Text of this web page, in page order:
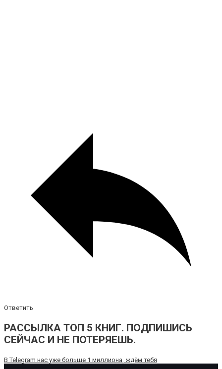
Ответить
РАССЫЛКА ТОП 5 КНИГ. ПОДПИШИСЬ
СЕЙЧАС И НЕ ПОТЕРЯЕШЬ.
В Telegram нас уже больше 1 миллиона, ждём тебя